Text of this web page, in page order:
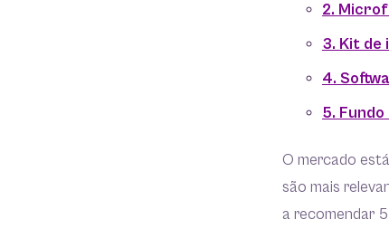
2.
3. Kit de
4.
5.
O mercado
são mais
a recomendar